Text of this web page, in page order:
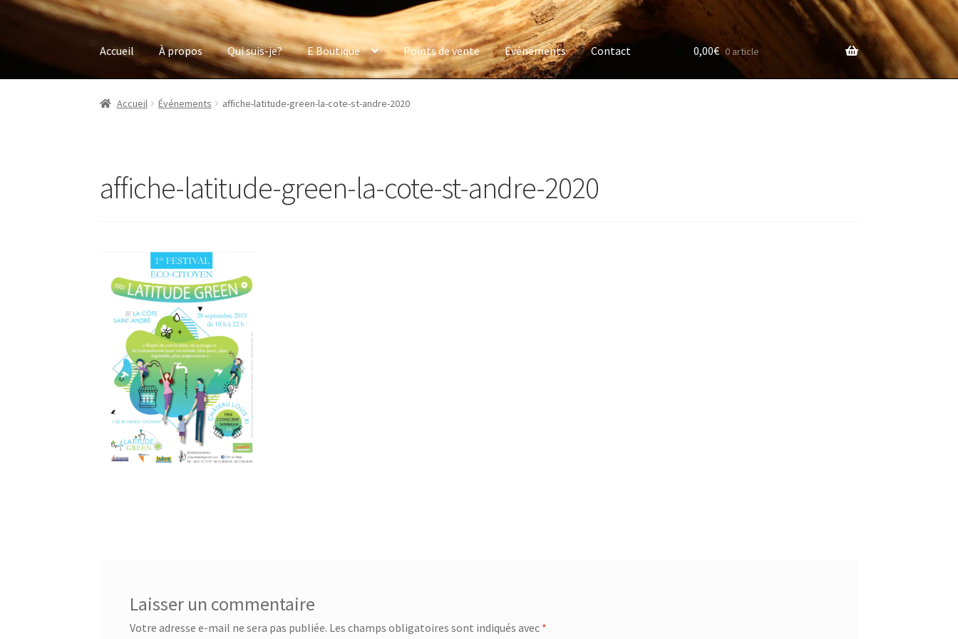
Accueil À propos Qui suis-je? E Boutique Points de vente Événements Contact 0,00€ 0 article
Accueil Événements affiche-latitude-green-la-cote-st-andre-2020
affiche-latitude-green-la-cote-st-andre-2020
Laisser un commentaire
Votre adresse e-mail ne sera pas publiée. Les champs obligatoires sont indiqués avec *